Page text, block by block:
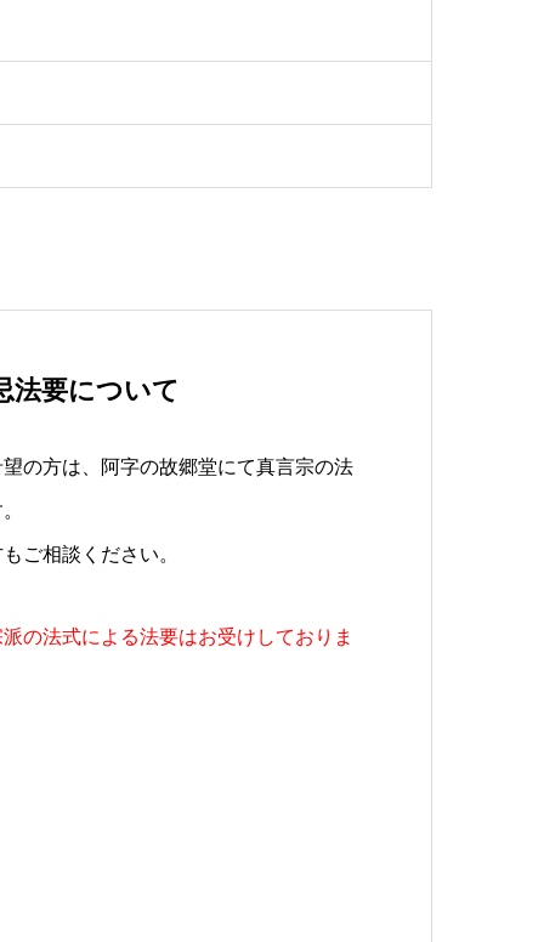
法要について
の方は、阿字の故郷堂にて真言宗の法
ご相談ください。
の法式による法要はお受けしておりま